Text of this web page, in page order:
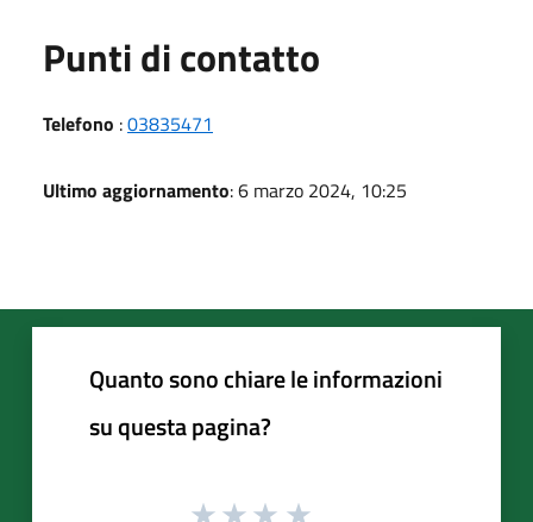
Punti di contatto
Telefono :03835471
Ultimo aggiornamento: 6 marzo 2024, 10:25
Quanto sono chiare le informazioni
su questa pagina?